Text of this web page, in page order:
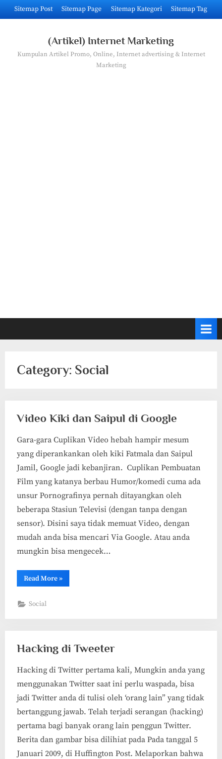
Skip
to
Sitemap Post Sitemap Page Sitemap Kategori Sitemap Tag
(Artikel) Internet Marketing
Kumpulan Artikel Promo, Online, Internet advertising & Internet
Marketing
Category: Social
Video Kiki dan Saipul di Google
Gara-gara Cuplikan Video hebah hampir mesum
yang diperankankan oleh kiki Fatmala dan Saipul
Jamil, Google jadi kebanjiran. Cuplikan Pembuatan
Film yang katanya berbau Humor/komedi cuma ada
unsur Pornografinya pernah ditayangkan oleh
beberapa Stasiun Televisi (dengan tanpa dengan
sensor). Disini saya tidak memuat Video, dengan
mudah anda bisa mencari Via Google. Atau anda
mungkin bisa mengecek…
Read More“Video
Kiki
»
Social
Hacking di Tweeter
Hacking di Twitter pertama kali, Mungkin anda yang
menggunakan Twitter saat ini perlu waspada, bisa
jadi Twitter anda di tulisi oleh ‘orang lain” yang tidak
bertanggung jawab. Telah terjadi serangan (hacking)
pertama bagi banyak orang lain penggun Twitter.
Berita dan gambar bisa dilihiat pada Pada tanggal 5
Januari 2009, di Huffington Post. Melaporkan bahwa